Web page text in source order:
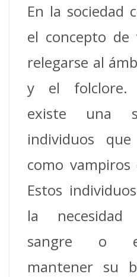
En la sociedad
el concepto de
relegarse al
y el folclore.
existe una
individuos
como
Estos
la
sangre o
mantener su